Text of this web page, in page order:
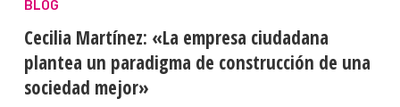
BLOG
Cecilia Martínez: «La empresa ciudadana
plantea un paradigma de construcción de una
sociedad mejor»